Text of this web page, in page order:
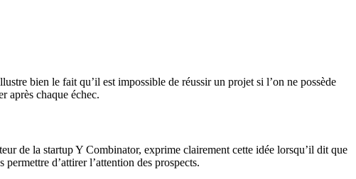
bien le fait qu’il est impossible de réussir un projet si l’on ne possède
après chaque échec.
de la startup Y Combinator, exprime clairement cette idée lorsqu’il dit que
d’attirer l’attention des prospects.